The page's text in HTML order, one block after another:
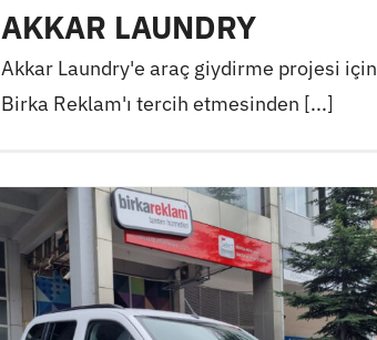
AKKAR LAUNDRY
Akkar Laundry'e araç giydirme projesi için
Birka Reklam'ı tercih etmesinden [...]